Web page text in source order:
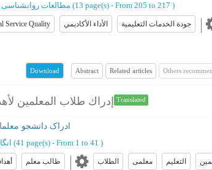
مطالعات (‎13 page(s) - From 205 to 217 )
Service Quality الأداء الأكاديمي جودة الخدمات التعليمية
Download Abstract Related articles Others
إدراك طلاب المعلمين Translated
ادراک دانشجو
(‎41 page(s) - From 1 to 41 )
طالب معلم الطلاب معلمی التعلیم